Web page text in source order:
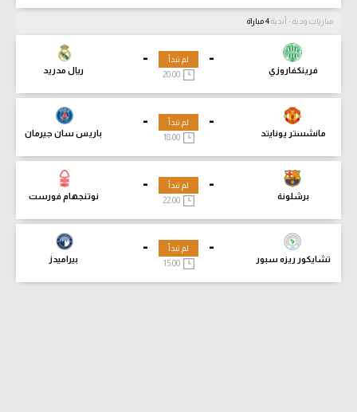
مباريات ودية - أندية
-
فرينكفاروزي
-
ريال مدريد
لم تبدأ
-
مانشستر يونايتد
-
باريس سان جيرمان
لم تبدأ
18:00
-
برشلونة
-
نوتنجهام فورست
لم تبدأ
-
تشايكور ريزه سبور
-
بيراميدز
لم تبدأ
15:00